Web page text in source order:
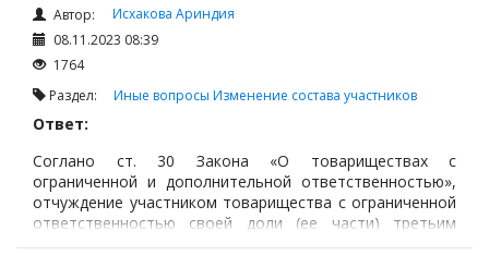
Автор:
Исхакова Ариндия
08.11.2023 08:39
1764
Раздел: Иные вопросы Изменение состава участников
Ответ:
Соглано ст. 30 Закона «О товариществах с
ограниченной и дополнительной ответственностью»,
отчуждение участником товарищества с ограниченной
ответственностью своей доли (ее части) третьим
лицам или залог доли (части доли) в обеспечение